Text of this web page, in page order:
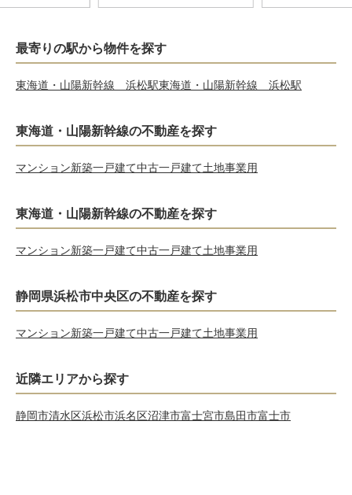
最寄りの駅から物件を探す
東海道・山陽新幹線 浜松駅東海道・山陽新幹線 浜松駅
東海道・山陽新幹線の不動産を探す
マンション新築一戸建て中古一戸建て土地事業用
東海道・山陽新幹線の不動産を探す
マンション新築一戸建て中古一戸建て土地事業用
静岡県浜松市中央区の不動産を探す
マンション新築一戸建て中古一戸建て土地事業用
近隣エリアから探す
静岡市清水区浜松市浜名区沼津市富士宮市島田市富士市